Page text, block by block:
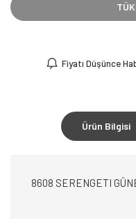
Fiyatı Düşünce
Ürün Bilgisi
8608 SERENGETI